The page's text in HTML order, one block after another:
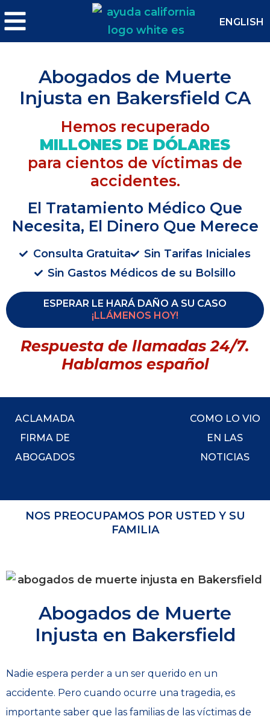
ENGLISH
Abogados de Muerte
Injusta en Bakersfield CA
Hemos recuperado
MILLONES DE DÓLARES
para cientos de víctimas de
accidentes.
El Tratamiento Médico Que
Necesita, El Dinero Que Merece
Consulta Gratuita
Sin Tarifas Iniciales
Sin Gastos Médicos de su Bolsillo
ESPERAR LE HARÁ DAÑO A SU CASO
¡LLÁMENOS HOY!
Respuesta de llamadas 24/7.
Hablamos español
ACLAMADA
FIRMA DE
ABOGADOS
COMO LO VIO
EN LAS
NOTICIAS
NOS PREOCUPAMOS POR USTED Y SU
FAMILIA
Abogados de Muerte
Injusta en Bakersfield
Nadie espera perder a un ser querido en un
accidente. Pero cuando ocurre una tragedia, es
importante saber que las familias de las víctimas de
¿Le gustaría programar una
abogados?
NO SÍ